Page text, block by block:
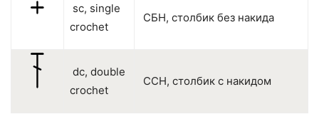
sc, single
crochet
СБН, столбик без накида
dc, double
crochet
ССН, столбик с накидом